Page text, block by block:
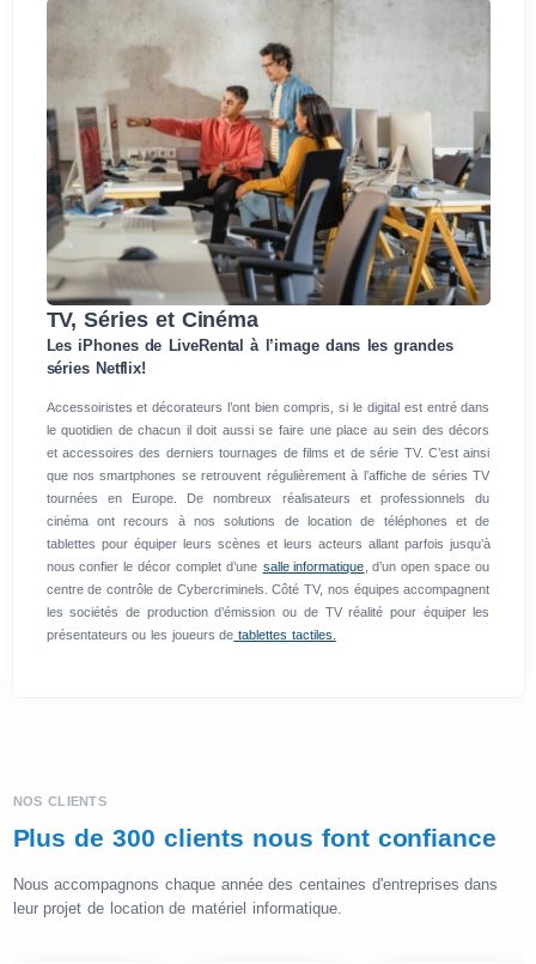
TV, Séries et Cinéma
Les iPhones de LiveRental à l’image dans les grandes
séries Netflix!
Accessoiristes et décorateurs l’ont bien compris, si le digital est entré dans
le quotidien de chacun il doit aussi se faire une place au sein des décors
et accessoires des derniers tournages de films et de série TV. C’est ainsi
que nos smartphones se retrouvent régulièrement à l’affiche de séries TV
tournées en Europe. De nombreux réalisateurs et professionnels du
cinéma ont recours à nos solutions de location de téléphones et de
tablettes pour équiper leurs scènes et leurs acteurs allant parfois jusqu’à
nous confier le décor complet d’une salle informatique , d’un open space ou
centre de contrôle de Cybercriminels. Côté TV, nos équipes accompagnent
les sociétés de production d’émission ou de TV réalité pour équiper les
présentateurs ou les joueurs de tablettes tactiles.
NOS CLIENTS
Plus de 300 clients nous font confiance
Nous accompagnons chaque année des centaines d'entreprises dans
leur projet de location de matériel informatique.